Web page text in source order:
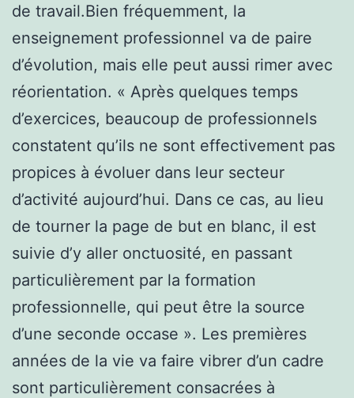
de travail.Bien fréquemment, la
enseignement professionnel va de paire
d’évolution, mais elle peut aussi rimer avec
réorientation. « Après quelques temps
d’exercices, beaucoup de professionnels
constatent qu’ils ne sont effectivement pas
propices à évoluer dans leur secteur
d’activité aujourd’hui. Dans ce cas, au lieu
de tourner la page de but en blanc, il est
suivie d’y aller onctuosité, en passant
particulièrement par la formation
professionnelle, qui peut être la source
d’une seconde occase ». Les premières
années de la vie va faire vibrer d’un cadre
sont particulièrement consacrées à